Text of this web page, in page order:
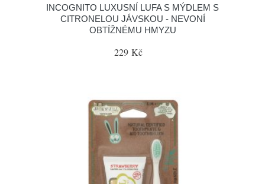
INCOGNITO LUXUSNÍ LUFA S MÝDLEM S
CITRONELOU JÁVSKOU - NEVONÍ
OBTÍŽNÉMU HMYZU
229 Kč